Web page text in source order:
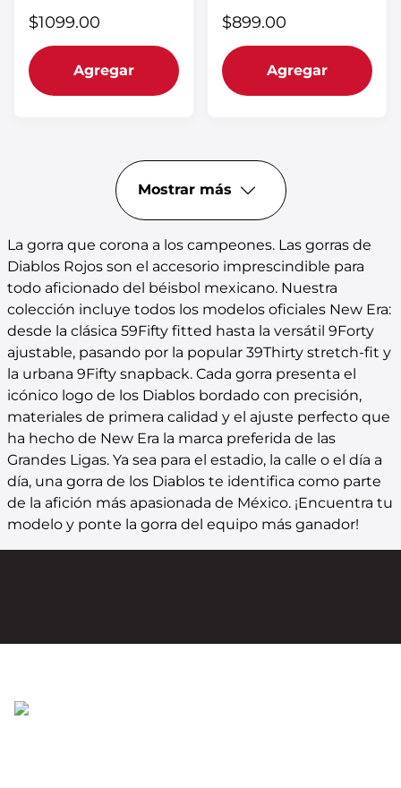
$1099.00
Agregar
$899.00
Agregar
Mostrar más
La gorra que corona a los campeones. Las gorras de
Diablos Rojos son el accesorio imprescindible para
todo aficionado del béisbol mexicano. Nuestra
colección incluye todos los modelos oficiales New Era:
desde la clásica 59Fifty fitted hasta la versátil 9Forty
ajustable, pasando por la popular 39Thirty stretch-fit y
la urbana 9Fifty snapback. Cada gorra presenta el
icónico logo de los Diablos bordado con precisión,
materiales de primera calidad y el ajuste perfecto que
ha hecho de New Era la marca preferida de las
Grandes Ligas. Ya sea para el estadio, la calle o el día a
día, una gorra de los Diablos te identifica como parte
de la afición más apasionada de México. ¡Encuentra tu
modelo y ponte la gorra del equipo más ganador!